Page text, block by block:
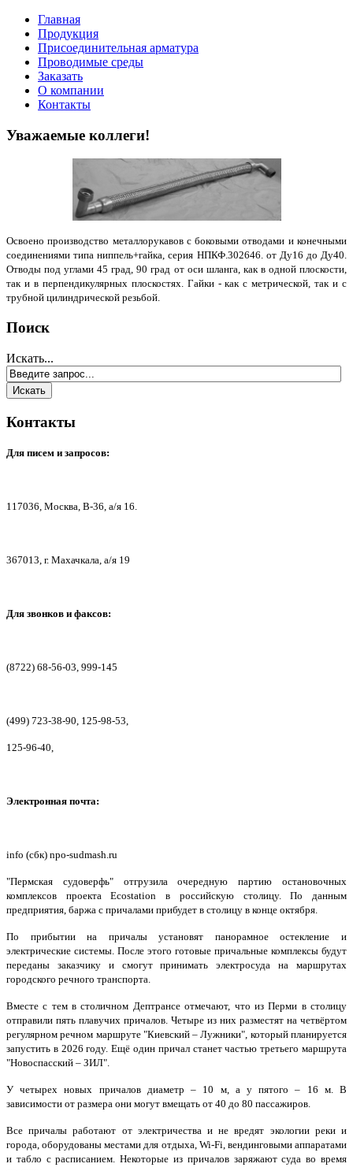
Главная
Продукция
Присоединительная арматура
Проводимые среды
Заказать
О компании
Контакты
Уважаемые коллеги!
Освоено производство металлорукавов с боковыми отводами и конечными
соединениями типа ниппель+гайка, серия НПКФ.302646. от Ду16 до Ду40.
Отводы под углами 45 град, 90 град от оси шланга, как в одной плоскости,
так и в перпендикулярных плоскостях. Гайки - как с метрической, так и с
трубной цилиндрической резьбой.
Поиск
Искать...
Контакты
Для писем и запросов:
117036, Москва, В-36, а/я 16.
367013, г. Махачкала, а/я 19
Для звонков и факсов:
(8722) 68-56-03, 999-145
(499) 723-38-90, 125-98-53,
125-96-40,
Электронная почта:
info (сбк) npo-sudmash.ru
"Пермская судоверфь" отгрузила очередную партию остановочных
комплексов проекта Ecostation в российскую столицу. По данным
предприятия, баржа с причалами прибудет в столицу в конце октября.
По прибытии на причалы установят панорамное остекление и
электрические системы. После этого готовые причальные комплексы будут
переданы заказчику и смогут принимать электросуда на маршрутах
городского речного транспорта.
Вместе с тем в столичном Дептрансе отмечают, что из Перми в столицу
отправили пять плавучих причалов. Четыре из них разместят на четвёртом
регулярном речном маршруте "Киевский – Лужники", который планируется
запустить в 2026 году. Ещё один причал станет частью третьего маршрута
"Новоспасский – ЗИЛ".
У четырех новых причалов диаметр – 10 м, а у пятого – 16 м. В
зависимости от размера они могут вмещать от 40 до 80 пассажиров.
Все причалы работают от электричества и не вредят экологии реки и
города, оборудованы местами для отдыха, Wi-Fi, вендинговыми аппаратами
и табло с расписанием. Некоторые из причалов заряжают суда во время